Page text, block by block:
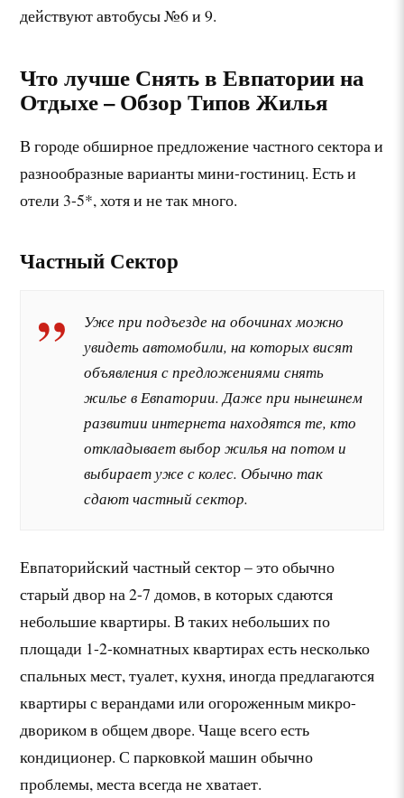
действуют автобусы №6 и 9.
Что лучше Снять в Евпатории на
Отдыхе – Обзор Типов Жилья
В городе обширное предложение частного сектора и
разнообразные варианты мини-гостиниц. Есть и
отели 3-5*, хотя и не так много.
Частный Сектор
Уже при подъезде на обочинах можно
увидеть автомобили, на которых висят
объявления с предложениями снять
жилье в Евпатории. Даже при нынешнем
развитии интернета находятся те, кто
откладывает выбор жилья на потом и
выбирает уже с колес. Обычно так
сдают частный сектор.
Евпаторийский частный сектор – это обычно
старый двор на 2-7 домов, в которых сдаются
небольшие квартиры. В таких небольших по
площади 1-2-комнатных квартирах есть несколько
спальных мест, туалет, кухня, иногда предлагаются
квартиры с верандами или огороженным микро-
двориком в общем дворе. Чаще всего есть
кондиционер. С парковкой машин обычно
проблемы, места всегда не хватает.